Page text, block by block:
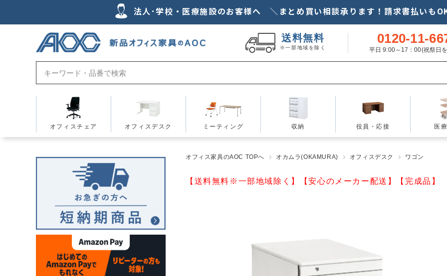
法人･学校・医療施設のお客様へ ＼まとめ買い相談承ります！請求書払いも
送料無料
※一部地域を除く
0120-11-
平日 9:00～17：00(祝祭日
オフィスチェア オフィスデスク ミーティング 収納 役員・応接 医
オフィス家具のAOC TOPへ オカムラ(OKAMURA) オフィスデスク ワゴン
【送料無料※一部地域除く】【安心のメーカー配送】【完成品】